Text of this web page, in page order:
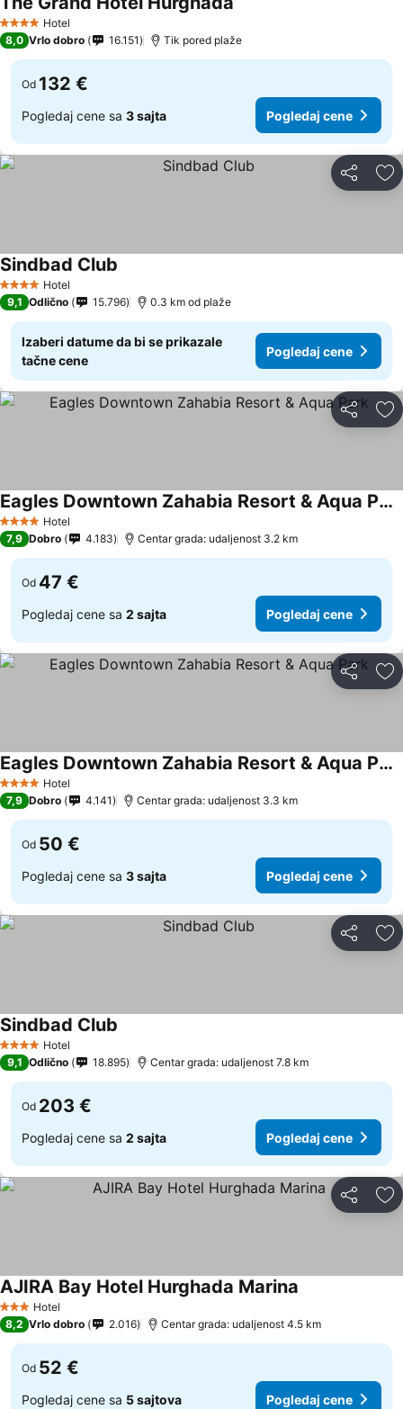
4 ZvezdiceHotel
8,0 Vrlo dobro 16.151 Tik pored plaže
Od 132 €
Pogledaj cene sa 3 sajta Pogledaj cene
Deli
4 ZvezdiceHotel
Sindbad Club
9,1 Odlično 15.796 0.3 km od plaže
Izaberi datume da bi se prikazale
tačne cene
Pogledaj cene
Deli
4 ZvezdiceHotel
Eagles Downtown Zahabia Resort & Aqua Park
7,9 Dobro 4.183 Centar grada: udaljenost 3.2 km
Od 47 €
Pogledaj cene sa 2 sajta Pogledaj cene
Deli
4 ZvezdiceHotel
Eagles Downtown Zahabia Resort & Aqua Park
7,9 Dobro 4.141 Centar grada: udaljenost 3.3 km
Od 50 €
Pogledaj cene sa 3 sajta Pogledaj cene
Deli
4 ZvezdiceHotel
Sindbad Club
9,1 Odlično 18.895 Centar grada: udaljenost 7.8 km
Od 203 €
Pogledaj cene sa 2 sajta Pogledaj cene
Deli
3 Zvezdice
Hotel
AJIRA Bay Hotel Hurghada Marina
8,2 Vrlo dobro 2.016 Centar grada: udaljenost 4.5 km
Od 52 €
Pogledaj cene sa 5 sajtova Pogledaj cene